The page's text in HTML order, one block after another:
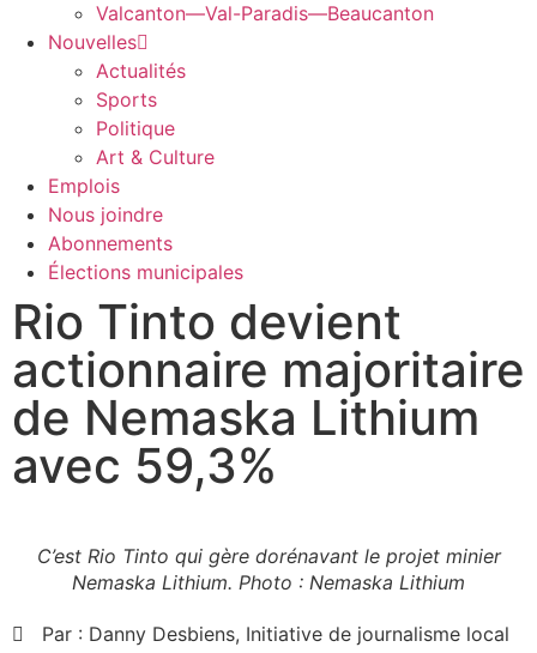
Valcanton—Val-Paradis—Beaucanton
Nouvelles
Actualités
Sports
Politique
Art & Culture
Emplois
Nous joindre
Abonnements
Élections municipales
Rio Tinto devient
actionnaire majoritaire
de Nemaska Lithium
avec 59,3%
C’est Rio Tinto qui gère dorénavant le projet minier
Nemaska Lithium. Photo : Nemaska Lithium
Par : Danny Desbiens, Initiative de journalisme local